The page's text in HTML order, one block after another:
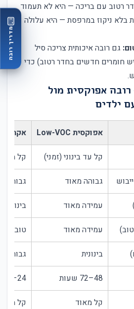
רטוב עם בריכה — היא לא תעמוד
בלא ניקוז במרפסת — היא עלולה
גם רובה איכותית צריכה סיל
חומרים חדשים בחדר רטוב) כדי
אפוקסית מול
ילדים
אפוקסית Low-VOC
קל עד בינוני (זמני) קל
גבוהה מאוד גבוהה
עמידה מאוד
עמידה מאוד טובה
בינונית גבוהה
48–72 שעות 24–48 שעות
קל מאוד קל
מדריך רובה